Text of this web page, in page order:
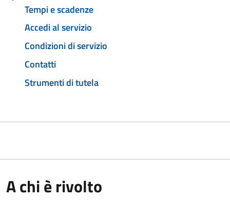
Tempi e scadenze
Accedi al servizio
Condizioni di servizio
Contatti
Strumenti di tutela
A chi è rivolto